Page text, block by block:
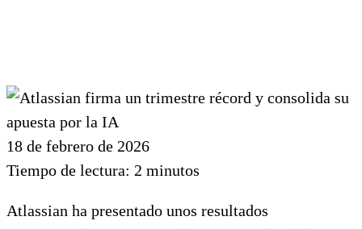
18 de febrero de 2026
Tiempo de lectura: 2 minutos
Atlassian ha presentado unos resultados